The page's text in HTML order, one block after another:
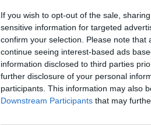
If you wish to opt-out of the sale,
sensitive information for targeted
confirm your selection. Please note
continue seeing interest-based ads
information disclosed to third parties
further disclosure of your personal
participants. This information may also
Downstream Participants that may